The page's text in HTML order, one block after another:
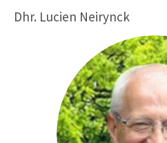
Dhr. Lucien Neirynck